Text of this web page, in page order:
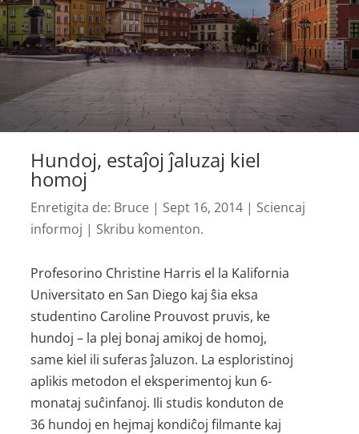
Hundoj, estaĵoj ĵaluzaj kiel
homoj
Enretigita de: Bruce | Sept 16, 2014 | Sciencaj
informoj | Skribu komenton.
Profesorino Christine Harris el la Kalifornia
Universitato en San Diego kaj ŝia eksa
studentino Caroline Prouvost pruvis, ke
hundoj – la plej bonaj amikoj de homoj,
same kiel ili suferas ĵaluzon. La esploristinoj
aplikis metodon el eksperimentoj kun 6-
monataj suĉinfanoj. Ili studis konduton de
36 hundoj en hejmaj kondiĉoj filmante kaj